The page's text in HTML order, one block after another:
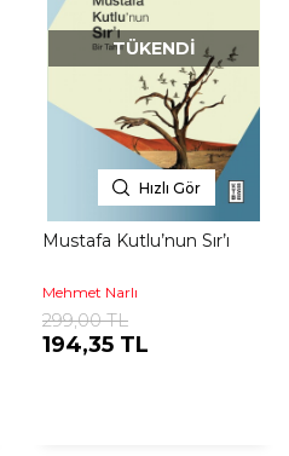
Hızlı Gör
TÜKENDI
Mustafa Kutlu’nun Sır’ı
Mehmet Narlı
299,00 TL
194,35 TL